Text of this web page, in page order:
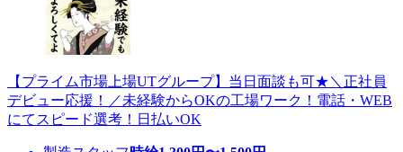
【プライム市場上場UTグループ】当日面談も可★＼正社員
デビュー応援！／未経験からOKの工場ワーク！電話・WEB
にてスピード選考！日払いOK